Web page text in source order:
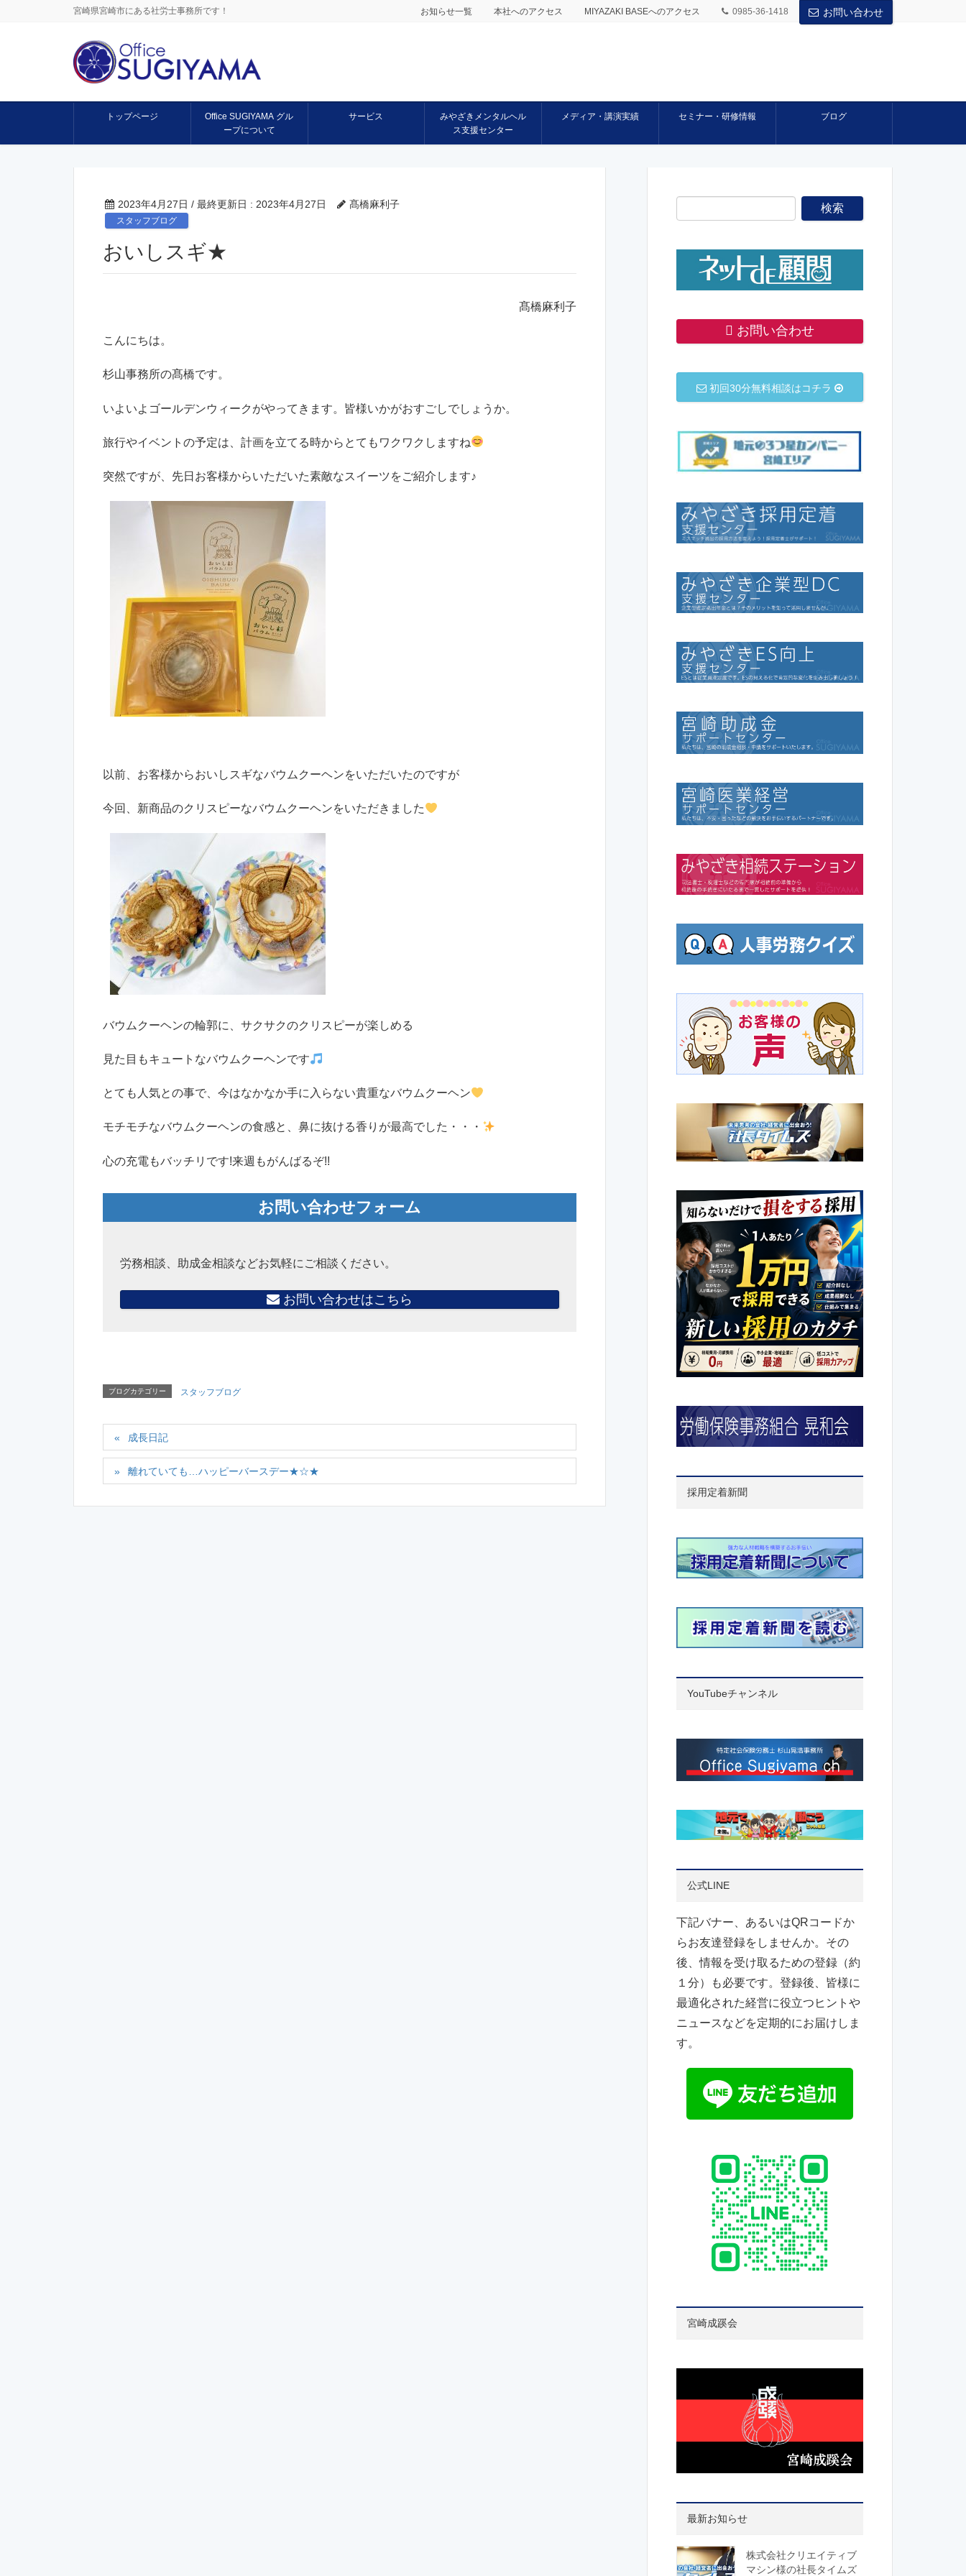
宮崎県宮崎市にある社労士事務所です！ お知らせ一覧 本社へのアクセス MIYAZAKI BASEへのアクセス 0985-36-1418 お問い合わせ
トップページ
Office SUGIYAMA グル
ープについて
サービス
みやざきメンタルヘル
ス支援センター
メディア・講演実績 セミナー・研修情報 ブログ
2023年4月27日 / 最終更新日 : 2023年4月27日 髙橋麻利子
スタッフブログ
おいしスギ★
髙橋麻利子
こんにちは。
杉山事務所の髙橋です。
いよいよゴールデンウィークがやってきます。皆様いかがおすごしでしょうか。
旅行やイベントの予定は、計画を立てる時からとてもワクワクしますね
突然ですが、先日お客様からいただいた素敵なスイーツをご紹介します♪
以前、お客様からおいしスギなバウムクーヘンをいただいたのですが
今回、新商品のクリスピーなバウムクーヘンをいただきました
バウムクーヘンの輪郭に、サクサクのクリスピーが楽しめる
見た目もキュートなバウムクーヘンです
とても人気との事で、今はなかなか手に入らない貴重なバウムクーヘン
モチモチなバウムクーヘンの食感と、鼻に抜ける香りが最高でした・・・
心の充電もバッチリです!来週もがんばるぞ!!
お問い合わせフォーム
労務相談、助成金相談などお気軽にご相談ください。
お問い合わせはこちら
ブログカテゴリー スタッフブログ
成長日記
離れていても…ハッピーバースデー★☆★
お問い合わせ
初回30分無料相談はコチラ
採用定着新聞
YouTubeチャンネル
公式LINE
下記バナー、あるいはQRコードか
らお友達登録をしませんか。その
後、情報を受け取るための登録（約
１分）も必要です。登録後、皆様に
最適化された経営に役立つヒントや
ニュースなどを定期的にお届けしま
す。
宮崎成蹊会
最新お知らせ
株式会社クリエイティブ
マシン様の社長タイムズ